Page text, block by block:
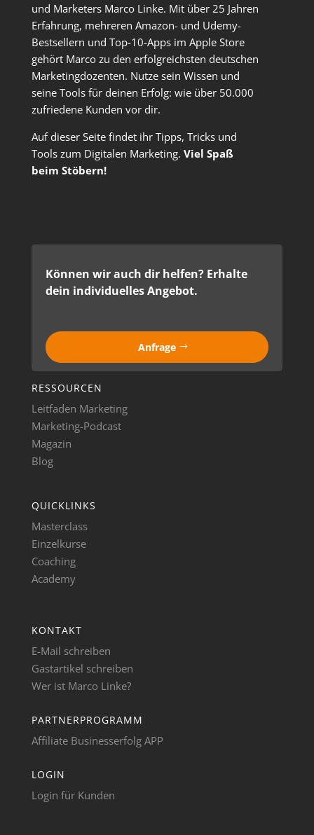
und Marketers Marco Linke. Mit über 25 Jahren
Erfahrung, mehreren Amazon- und Udemy-
Bestsellern und Top-10-Apps im Apple Store
gehört Marco zu den erfolgreichsten deutschen
Marketingdozenten. Nutze sein Wissen und
seine Tools für deinen Erfolg: wie über 50.000
zufriedene Kunden vor dir.
Auf dieser Seite findet ihr Tipps, Tricks und
Tools zum Digitalen Marketing. Viel Spaß
beim Stöbern!
Können wir auch dir helfen? Erhalte
dein individuelles Angebot.
Anfrage
RESSOURCEN
Leitfaden Marketing
Marketing-Podcast
Magazin
Blog
QUICKLINKS
Masterclass
Einzelkurse
Coaching
Academy
KONTAKT
E-Mail schreiben
Gastartikel schreiben
Wer ist Marco Linke?
PARTNERPROGRAMM
Affiliate Businesserfolg APP
LOGIN
Login für Kunden